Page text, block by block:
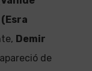
Demir
de